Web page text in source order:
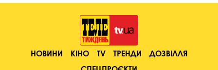
НОВИНИ КІНО TV ТРЕНДИ
ДОЗВІЛЛЯ